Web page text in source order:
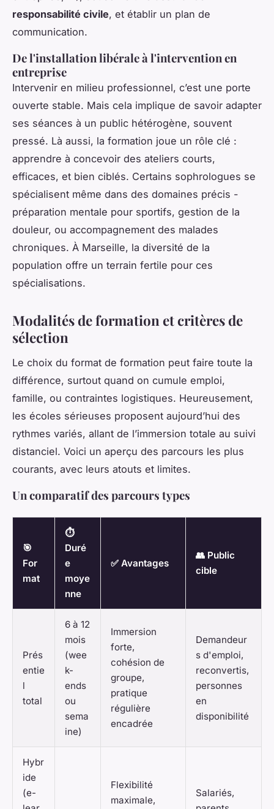
responsabilité civile, et établir un plan de
communication.
De l'installation libérale à l'intervention en
entreprise
Intervenir en milieu professionnel, c’est une porte
ouverte stable. Mais cela implique de savoir adapter
ses séances à un public hétérogène, souvent
pressé. Là aussi, la formation joue un rôle clé :
apprendre à concevoir des ateliers courts,
efficaces, et bien ciblés. Certains sophrologues se
spécialisent même dans des domaines précis -
préparation mentale pour sportifs, gestion de la
douleur, ou accompagnement des malades
chroniques. À Marseille, la diversité de la
population offre un terrain fertile pour ces
spécialisations.
Modalités de formation et critères de
sélection
Le choix du format de formation peut faire toute la
différence, surtout quand on cumule emploi,
famille, ou contraintes logistiques. Heureusement,
les écoles sérieuses proposent aujourd’hui des
rythmes variés, allant de l’immersion totale au suivi
distanciel. Voici un aperçu des parcours les plus
courants, avec leurs atouts et limites.
Un comparatif des parcours types
🎯
For
mat
⏱️
Duré
e
moye
nne
✅ Avantages
👥 Public
cible
Prés
entie
l
total
6 à 12
mois
(wee
k-
ends
ou
sema
ine)
Immersion
forte,
cohésion de
groupe,
pratique
régulière
encadrée
Demandeur
s d'emploi,
reconvertis,
personnes
en
disponibilité
Hybr
ide
(e-
Flexibilité
maximale,
Salariés,